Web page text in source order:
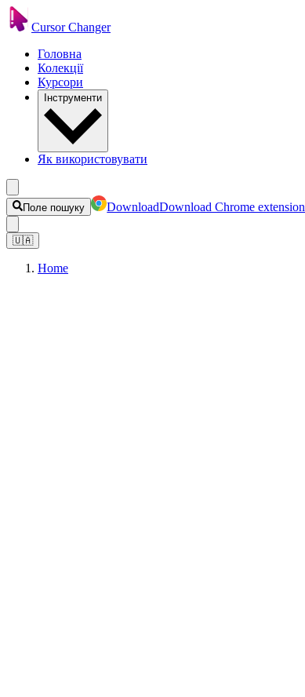
Cursor Changer
Головна
Колекції
Курсори
Інструменти
Як використовувати
Поле пошуку DownloadDownload Chrome extension
🇺🇦
Home